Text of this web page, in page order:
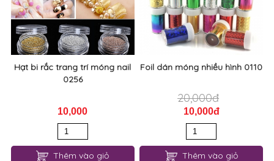
0256
10,000
20,000đ
10,000đ